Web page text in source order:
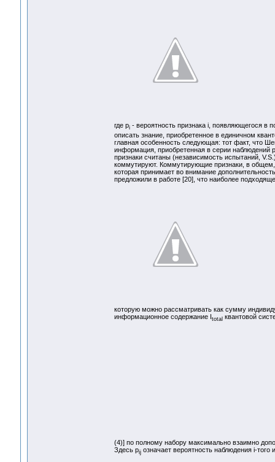
где pi- вероятность признака i, появляющегося в
описать знание, приобретенное в единичном
главная особенность следующая: тот факт, что
информация, приобретенная в серии наблюдений
признаки считаны (независимость испытаний,
коммутируют. Коммутирующие признаки, в
которая принимает во внимание
предложили в работе [20], что наиболее
которую можно рассматривать как сумму
информационное содержание Itotalквантовой
(4)] по полному набору максимально взаимно
Здесь pijозначает вероятность наблюдения i-того